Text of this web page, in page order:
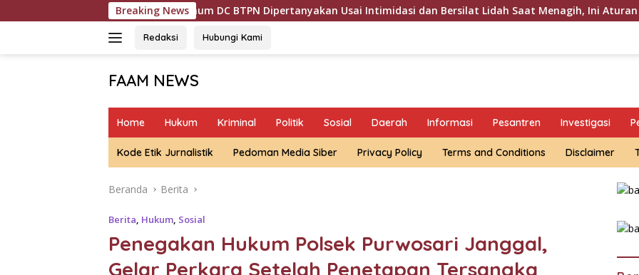
ke
Breaking News
Oknum DC BTPN Dipertanyakan Usai Intimidasi dan Bersilat Lidah Saat Menagih, Ini Aturan Hukum Penagihan Hutang
Redaksi Hubungi Kami
FAAM NEWS
Fakta,
Aspirasi
Home Hukum Kriminal Politik Sosial Daerah Informasi Pesantren Investigasi
Kode Etik Jurnalistik Pedoman Media Siber Privacy Policy Terms and Conditions Disclaimer
Beranda Berita
Berita, Hukum, Sosial
Penegakan Hukum Polsek Purwosari Janggal,
Gelar Perkara Setelah Penetapan Tersangka